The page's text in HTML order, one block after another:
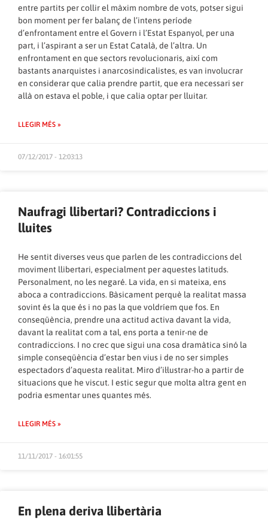
entre partits per collir el màxim nombre de vots, potser sigui
bon moment per fer balanç de l’intens període
d’enfrontament entre el Govern i l’Estat Espanyol, per una
part, i l’aspirant a ser un Estat Català, de l’altra. Un
enfrontament en que sectors revolucionaris, així com
bastants anarquistes i anarcosindicalistes, es van involucrar
en considerar que calia prendre partit, que era necessari ser
allà on estava el poble, i que calia optar per lluitar.
LLEGIR MÉS »
07/12/2017 - 12:03:13
Naufragi llibertari? Contradiccions i
lluites
He sentit diverses veus que parlen de les contradiccions del
moviment llibertari, especialment per aquestes latituds.
Personalment, no les negaré. La vida, en si mateixa, ens
aboca a contradiccions. Bàsicament perquè la realitat massa
sovint és la que és i no pas la que voldríem que fos. En
conseqüència, prendre una actitud activa davant la vida,
davant la realitat com a tal, ens porta a tenir-ne de
contradiccions. I no crec que sigui una cosa dramàtica sinó la
simple conseqüència d’estar ben vius i de no ser simples
espectadors d’aquesta realitat. Miro d’il·lustrar-ho a partir de
situacions que he viscut. I estic segur que molta altra gent en
podria esmentar unes quantes més.
LLEGIR MÉS »
11/11/2017 - 16:01:55
En plena deriva llibertària